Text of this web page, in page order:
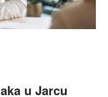
u Jarcu